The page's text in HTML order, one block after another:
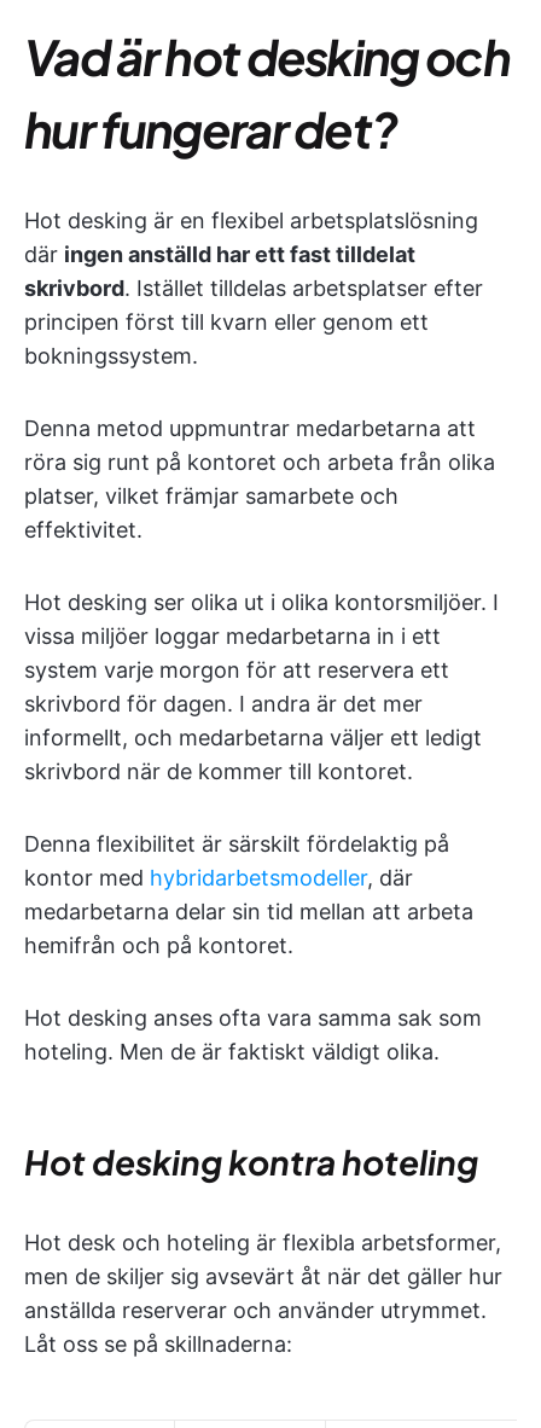
Vad är hot desking och
hur fungerar det?
Hot desking är en flexibel arbetsplatslösning
där ingen anställd har ett fast tilldelat
skrivbord. Istället tilldelas arbetsplatser efter
principen först till kvarn eller genom ett
bokningssystem.
Denna metod uppmuntrar medarbetarna att
röra sig runt på kontoret och arbeta från olika
platser, vilket främjar samarbete och
effektivitet.
Hot desking ser olika ut i olika kontorsmiljöer. I
vissa miljöer loggar medarbetarna in i ett
system varje morgon för att reservera ett
skrivbord för dagen. I andra är det mer
informellt, och medarbetarna väljer ett ledigt
skrivbord när de kommer till kontoret.
Denna flexibilitet är särskilt fördelaktig på
kontor med hybridarbetsmodeller, där
medarbetarna delar sin tid mellan att arbeta
hemifrån och på kontoret.
Hot desking anses ofta vara samma sak som
hoteling. Men de är faktiskt väldigt olika.
Hot desking kontra hoteling
Hot desk och hoteling är flexibla arbetsformer,
men de skiljer sig avsevärt åt när det gäller hur
anställda reserverar och använder utrymmet.
Låt oss se på skillnaderna: